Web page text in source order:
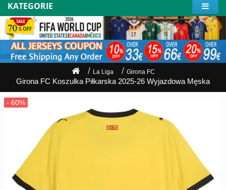
Moje
konto
Rejestracja
się
Shipping
Koszyk
Zamówienie
KATEGORIE
Bundesliga
Serie
A
Ligue
1
Pilkarze
Mistrzostwa
Europe
CONMEBOL
La Liga Girona FC
Girona FC Koszulka Piłkarska 2025-26 Wyjazdowa Męska